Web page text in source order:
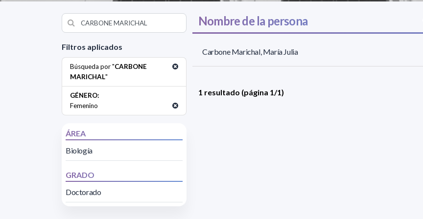
Filtros aplicados
Búsqueda por "CARBONE
MARICHAL"
GÉNERO:
Femenino
ÁREA
Biología
GRADO
Doctorado
Nombre de la persona
Carbone Marichal, María Julia
1 resultado (página 1/1)